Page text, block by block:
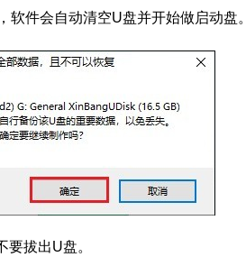
件会自动清空U盘并开始做启动盘。
要拔出U盘。